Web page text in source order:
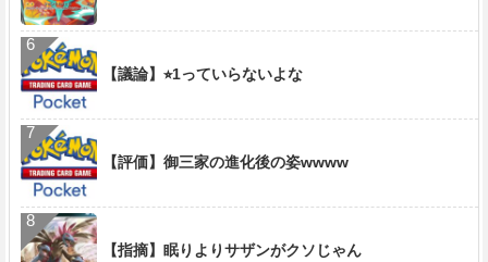
【議論】⭐︎1っていらないよな
【評価】御三家の進化後の姿wwww
【指摘】眠りよりサザンがクソじゃん